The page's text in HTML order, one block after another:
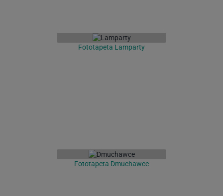
Fototapeta Lamparty
Fototapeta Dmuchawce